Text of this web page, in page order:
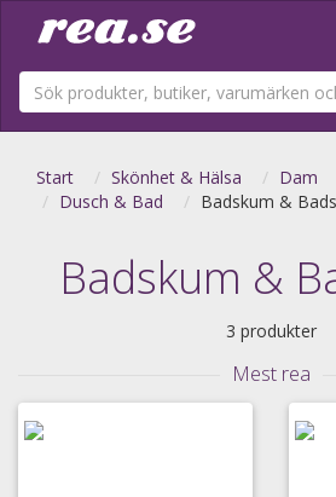
Start Skönhet & Hälsa Dam
Dusch & Bad
Badskum &
Badskum &
3 produkter
Mest rea